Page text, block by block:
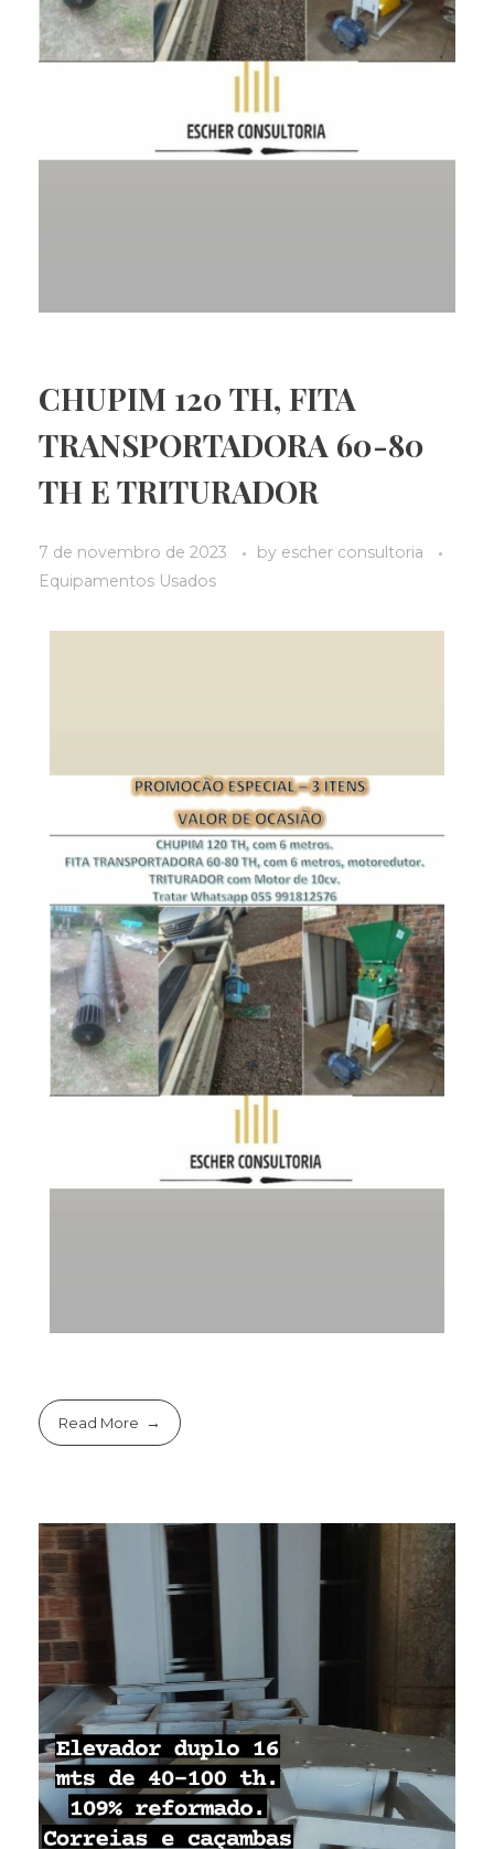
CHUPIM 120 TH, FITA
TRANSPORTADORA 60-80
TH E TRITURADOR
7 de novembro de 2023 by escher consultoria
Equipamentos Usados
Read More